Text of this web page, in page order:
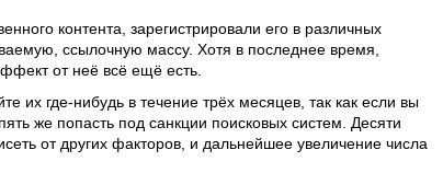
контента, зарегистрировали его в различных
ссылочную массу. Хотя в последнее время,
от неё всё ещё есть.
их где-нибудь в течение трёх месяцев, так как если вы
же попасть под санкции поисковых систем. Десяти
от других факторов, и дальнейшее увеличение числа